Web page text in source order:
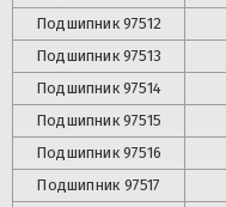
Подшипник 97512
Подшипник 97513
Подшипник 97514
Подшипник 97515
Подшипник 97516
Подшипник 97517